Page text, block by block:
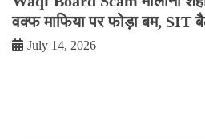
वक्फ माफिया पर फोड़ा बम, SIT
July 14, 2026